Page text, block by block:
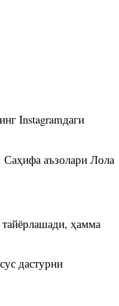
Instagramдаги
Саҳифа аъзолари Лола
ҳамма
дастурни